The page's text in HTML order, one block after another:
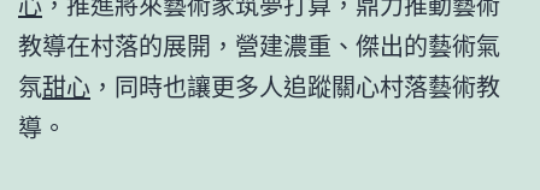
教導在村落的展開，營建濃重、傑出的藝術氣
氛甜心 ，同時也讓更多人追蹤關心村落藝術教
導。